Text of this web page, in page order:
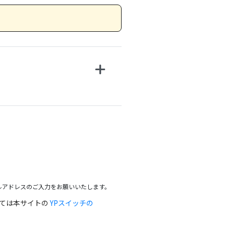
ドレスのご入力をお願いいたします。
は本サイトのYPスイッチの